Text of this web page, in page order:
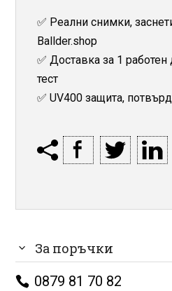
✅ Реални снимки,
Ballder.shop
✅ Доставка за 1
тест
✅ UV400 защита,
За поръчки
0879 81 70 82